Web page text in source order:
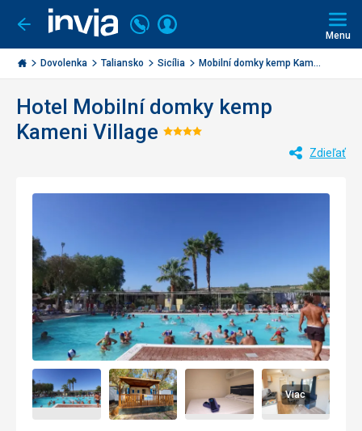
Ísť
späť
Invia.sk
Volajte
+421
2
3221
Prihlásiť
Menu
Dovolenka Taliansko Sicília Mobilní domky kemp Kam...
Hotel Mobilní domky kemp
Kameni Village Hodnotenie:
Zdieľať
Viac